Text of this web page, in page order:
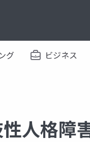
グ ビジネス
人格障